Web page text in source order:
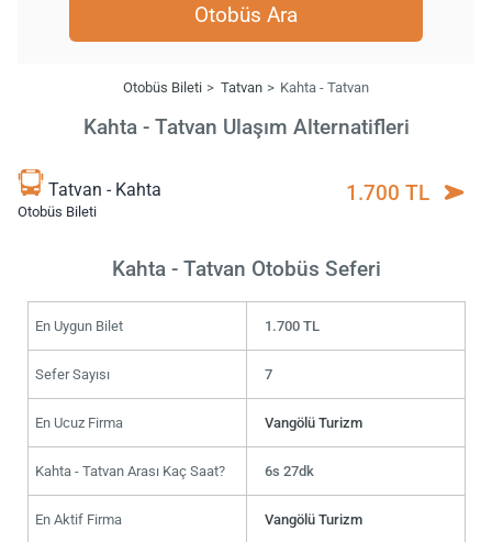
Otobüs Ara
Otobüs Bileti Tatvan Kahta - Tatvan
Kahta - Tatvan Ulaşım Alternatifleri
Tatvan - Kahta
Otobüs Bileti
1.700 TL
Kahta - Tatvan Otobüs Seferi
En Uygun Bilet 1.700 TL
Sefer Sayısı 7
En Ucuz Firma Vangölü Turizm
Kahta - Tatvan Arası Kaç Saat? 6s 27dk
En Aktif Firma Vangölü Turizm